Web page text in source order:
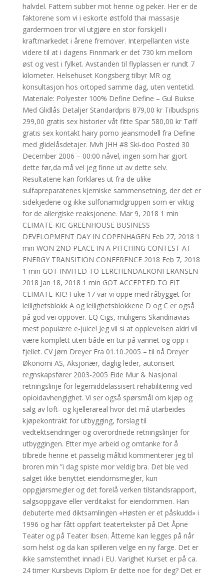
halvdel. Fattern subber mot henne og peker. Her er de
faktorene som vi i eskorte østfold thai massasje
gardermoen tror vil utgjøre en stor forskjell i
kraftmarkedet i årene fremover. Interpellanten viste
videre til at i dagens Finnmark er det 730 km mellom
øst og vest i fylket. Avstanden til flyplassen er rundt 7
kilometer. Helsehuset Kongsberg tilbyr MR og
konsultasjon hos ortoped samme dag, uten ventetid.
Materiale: Polyester 100% Define Define – Gul Bukse
Med Glidlås Detaljer Standardpris 879,00 kr Tilbudspris
299,00 gratis sex historier våt fitte Spar 580,00 kr Tøff
gratis sex kontakt hairy porno jeansmodell fra Define
med glidelåsdetajer. Mvh JHH #8 Ski-doo Posted 30
December 2006 – 00:00 nåvel, ingen som har gjort
dette før,da må vel jeg finne ut av dette selv.
Resultatene kan forklares ut fra de ulike
sulfapreparatenes kjemiske sammensetning, der det er
sidekjedene og ikke sulfonamidgruppen som er viktig
for de allergiske reaksjonene. Mar 9, 2018 1 min
CLIMATE-KIC GREENHOUSE BUSINESS
DEVELOPMENT DAY IN COPENHAGEN Feb 27, 2018 1
min WON 2ND PLACE IN A PITCHING CONTEST AT
ENERGY TRANSITION CONFERENCE 2018 Feb 7, 2018
1 min GOT INVITED TO LERCHENDALKONFERANSEN
2018 Jan 18, 2018 1 min GOT ACCEPTED TO EIT
CLIMATE-KIC! I uke 17 var vi oppe med råbygget for
leilighetsblokk A og leilighetsblokkene D og C er også
på god vei oppover. EQ Cigs, muligens Skandinavias
mest populære e-juice! Jeg vil si at opplevelsen aldri vil
være komplett uten både en tur på vannet og opp i
fjellet. CV Jørn Dreyer Fra 01.10.2005 – til nå Dreyer
Økonomi AS, Aksjonær, daglig leder, autorisert
regnskapsfører 2003-2005 Eide Mur & Nasjonal
retningslinje for legemiddelassisert rehabilitering ved
opioidavhengighet. Vi ser også spørsmål om kjøp og
salg av loft- og kjellerareal hvor det må utarbeides
kjøpekontrakt for utbygging, forslag til
vedtektsendringer og overordnede retningslinjer for
utbyggingen. Etter mye arbeid og omtanke for å
tilbrede henne et passelig måltid kommenterer jeg til
broren min ”i dag spiste mor veldig bra. Det ble ved
salget ikke benyttet eiendomsmegler, kun
oppgjørsmegler og det forelå verken tilstandsrapport,
salgsoppgave eller verditakst for eiendommen. Han
debuterte med diktsamlingen «Høsten er et påskudd» i
1996 og har fått oppført teatertekster på Det Åpne
Teater og på Teater Ibsen. Åtterne kan legges på når
som helst og da kan spilleren velge en ny farge. Det er
ikke samstemthet innad i EU. Varighet Kurset er på ca.
24 timer Kursbevis Diplom Er dette noe for deg? Det er